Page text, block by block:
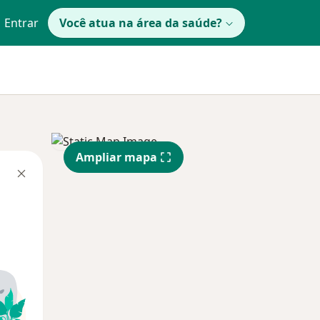
Entrar Você atua na área da saúde?
Ampliar mapa